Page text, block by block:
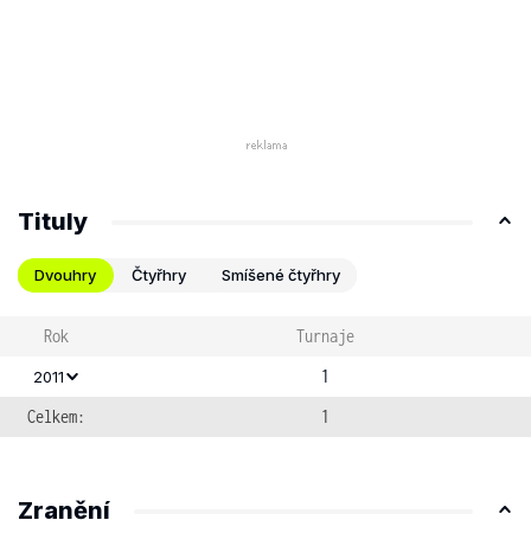
Tituly
Dvouhry Čtyřhry Smíšené čtyřhry
Rok Turnaje
2011
1
Celkem:
1
Zranění